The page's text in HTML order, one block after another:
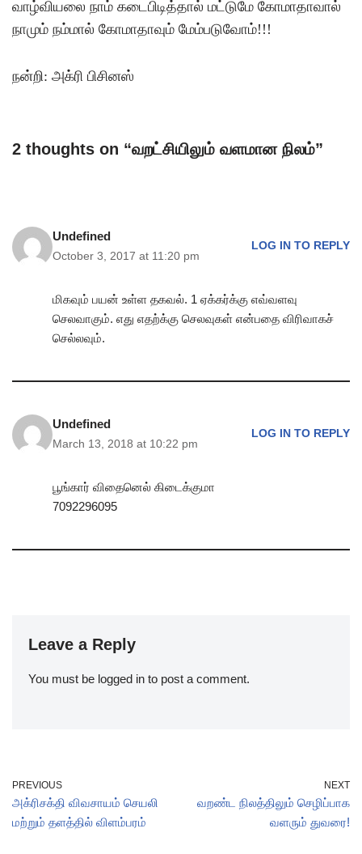
வாழ்வியலை நாம் கடைபிடித்தால் மட்டுமே கோமாதாவால்
நாமும் நம்மால் கோமாதாவும் மேம்படுவோம்!!!
நன்றி: அக்ரி பிசினஸ்
2 thoughts on “வறட்சியிலும் வளமான நிலம்”
Undefined
October 3, 2017 at 11:20 pm
LOG IN TO REPLY
மிகவும் பயன் உள்ள தகவல். 1 ஏக்கர்க்கு எவ்வளவு
செலவாகும். எது எதற்க்கு செலவுகள் என்பதை விரிவாகச்
செல்லவும்.
Undefined
March 13, 2018 at 10:22 pm
LOG IN TO REPLY
பூங்கார் விதைனெல் கிடைக்குமா
7092296095
Leave a Reply
You must be logged in to post a comment.
PREVIOUS
அக்ரிசக்தி விவசாயம் செயலி
மற்றும் தளத்தில் விளம்பரம்
NEXT
வறண்ட நிலத்திலும் செழிப்பாக
வளரும் துவரை!